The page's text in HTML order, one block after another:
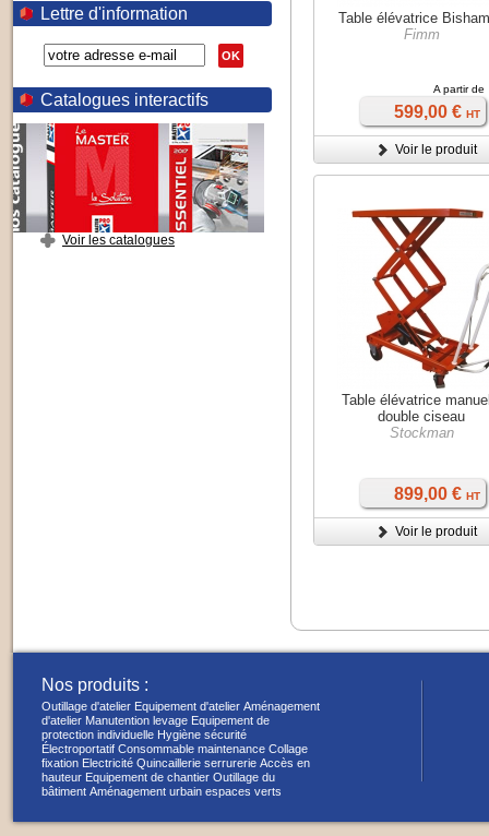
Lettre d'information
OK
Catalogues interactifs
Voir les catalogues
Table élévatrice
Fimm
A partir de
599,00 € HT
Voir le produit
Table élévatrice
double ciseau
Stockman
899,00 € HT
Voir le produit
Nos produits :
Outillage d'atelier Equipement d'atelier Aménagement
d'atelier Manutention levage Equipement de
protection individuelle Hygiène sécurité
Électroportatif Consommable maintenance Collage
fixation Electricité Quincaillerie serrurerie Accès en
hauteur Equipement de chantier Outillage du
bâtiment Aménagement urbain espaces verts